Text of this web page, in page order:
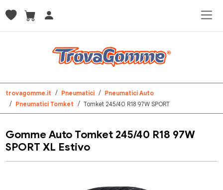
trovagomme.it Pneumatici
Pneumatici Auto
Pneumatici Tomket
Tomket 245/40 R18 97W SPORT
Gomme Auto Tomket 245/40 R18 97W
SPORT XL Estivo